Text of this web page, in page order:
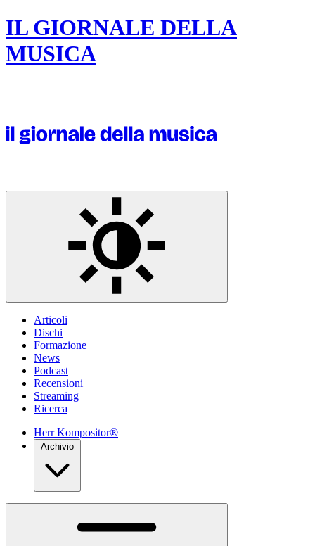
IL GIORNALE DELLA
MUSICA
Articoli
Dischi
Formazione
News
Podcast
Recensioni
Streaming
Ricerca
Herr Kompositor®
Archivio